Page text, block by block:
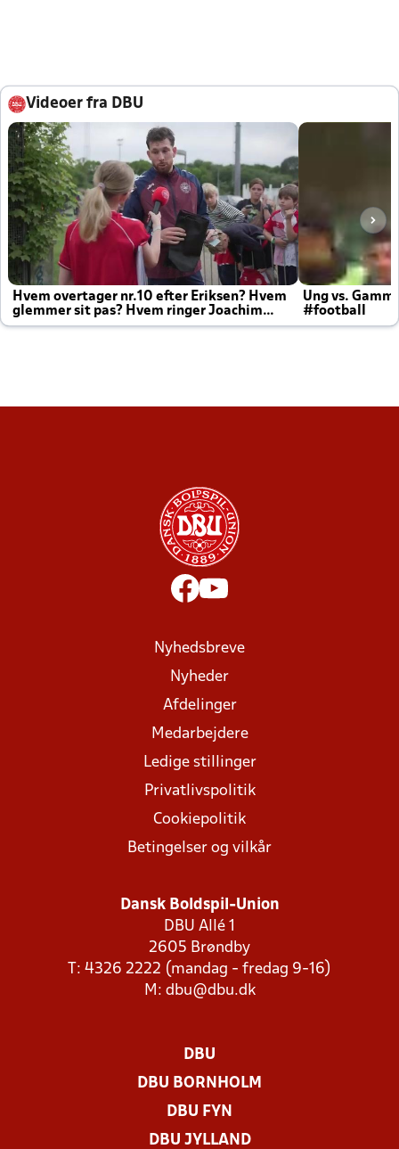
Videoer fra DBU
Hvem overtager nr.10 efter Eriksen? Hvem
glemmer sit pas? Hvem ringer Joachim
altid til efter kampe?
Ung vs.
#football
Nyhedsbreve
Nyheder
Afdelinger
Medarbejdere
Ledige stillinger
Privatlivspolitik
Cookiepolitik
Betingelser og vilkår
Dansk Boldspil-Union
DBU Allé 1
2605 Brøndby
T: 4326 2222 (mandag - fredag 9-16)
M: dbu@dbu.dk
DBU
DBU BORNHOLM
DBU FYN
DBU JYLLAND